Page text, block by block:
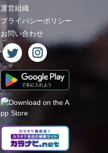
運営組織
プライバシーポリシー
お問い合わせ